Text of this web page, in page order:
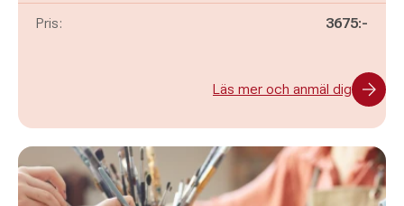
Pris: 3675:-
Läs mer och anmäl dig